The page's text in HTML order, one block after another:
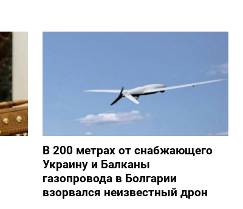
В 200 метрах от снабжающего
Украину и Балканы
газопровода в Болгарии
взорвался неизвестный дрон